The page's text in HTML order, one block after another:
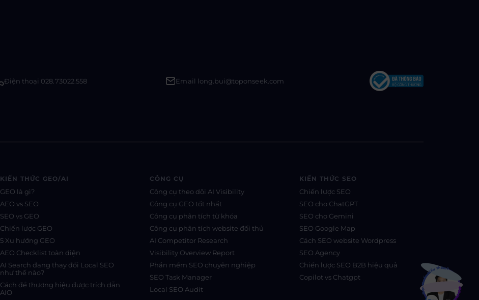
Điện thoại 028.73022.558 Email long.bui@toponseek.com
KIẾN THỨC GEO/AI
GEO là gì?
AEO vs SEO
SEO vs GEO
Chiến lược GEO
5 Xu hướng GEO
AEO Checklist toàn diện
AI Search đang thay đổi Local SEO
như thế nào?
Cách để thương hiệu được trích dẫn
AIO
CÔNG CỤ
Công cụ theo dõi AI Visibility
Công cụ GEO tốt nhất
Công cụ phân tích từ khóa
Công cụ phân tích website đối thủ
AI Competitor Research
Visibility Overview Report
Phần mềm SEO chuyên nghiệp
SEO Task Manager
Local SEO Audit
KIẾN THỨC SEO
Chiến lược SEO
SEO cho ChatGPT
SEO cho Gemini
SEO Google Map
Cách SEO website Wordpress
SEO Agency
Chiến lược SEO B2B hiệu quả
Copilot vs Chatgpt
Bạn muốn hiểu thêm?